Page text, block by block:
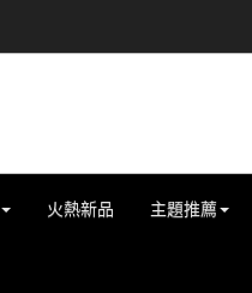
火熱新品 主題推薦